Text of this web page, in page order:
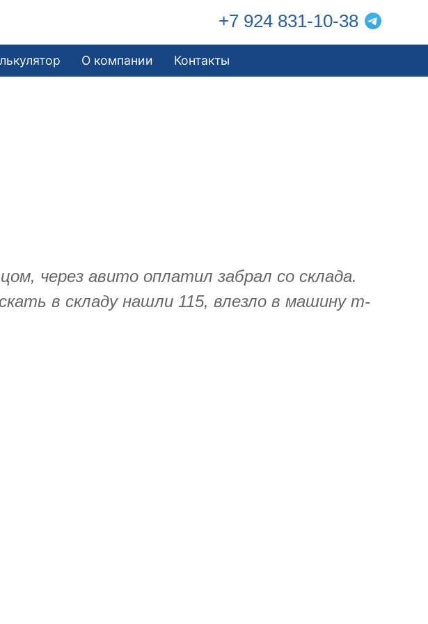
+7 924 831-10-38
О компании Контакты
через авито оплатил забрал со склада.
в складу нашли 115, влезло в машину т-